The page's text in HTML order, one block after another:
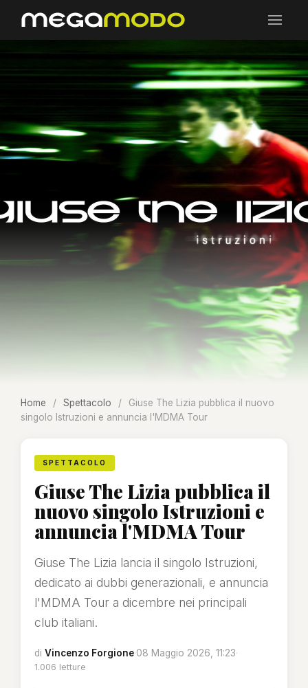
Home / Spettacolo /
Giuse The Lizia pubblica il nuovo
singolo Istruzioni e annuncia l'MDMA Tour
SPETTACOLO
Giuse The Lizia pubblica il
nuovo singolo Istruzioni e
annuncia l'MDMA Tour
Giuse The Lizia lancia il singolo Istruzioni,
dedicato ai dubbi generazionali, e annuncia
l'MDMA Tour a dicembre nei principali
club italiani.
di Vincenzo Forgione·08 Maggio 2026, 11:23·
1.006 letture